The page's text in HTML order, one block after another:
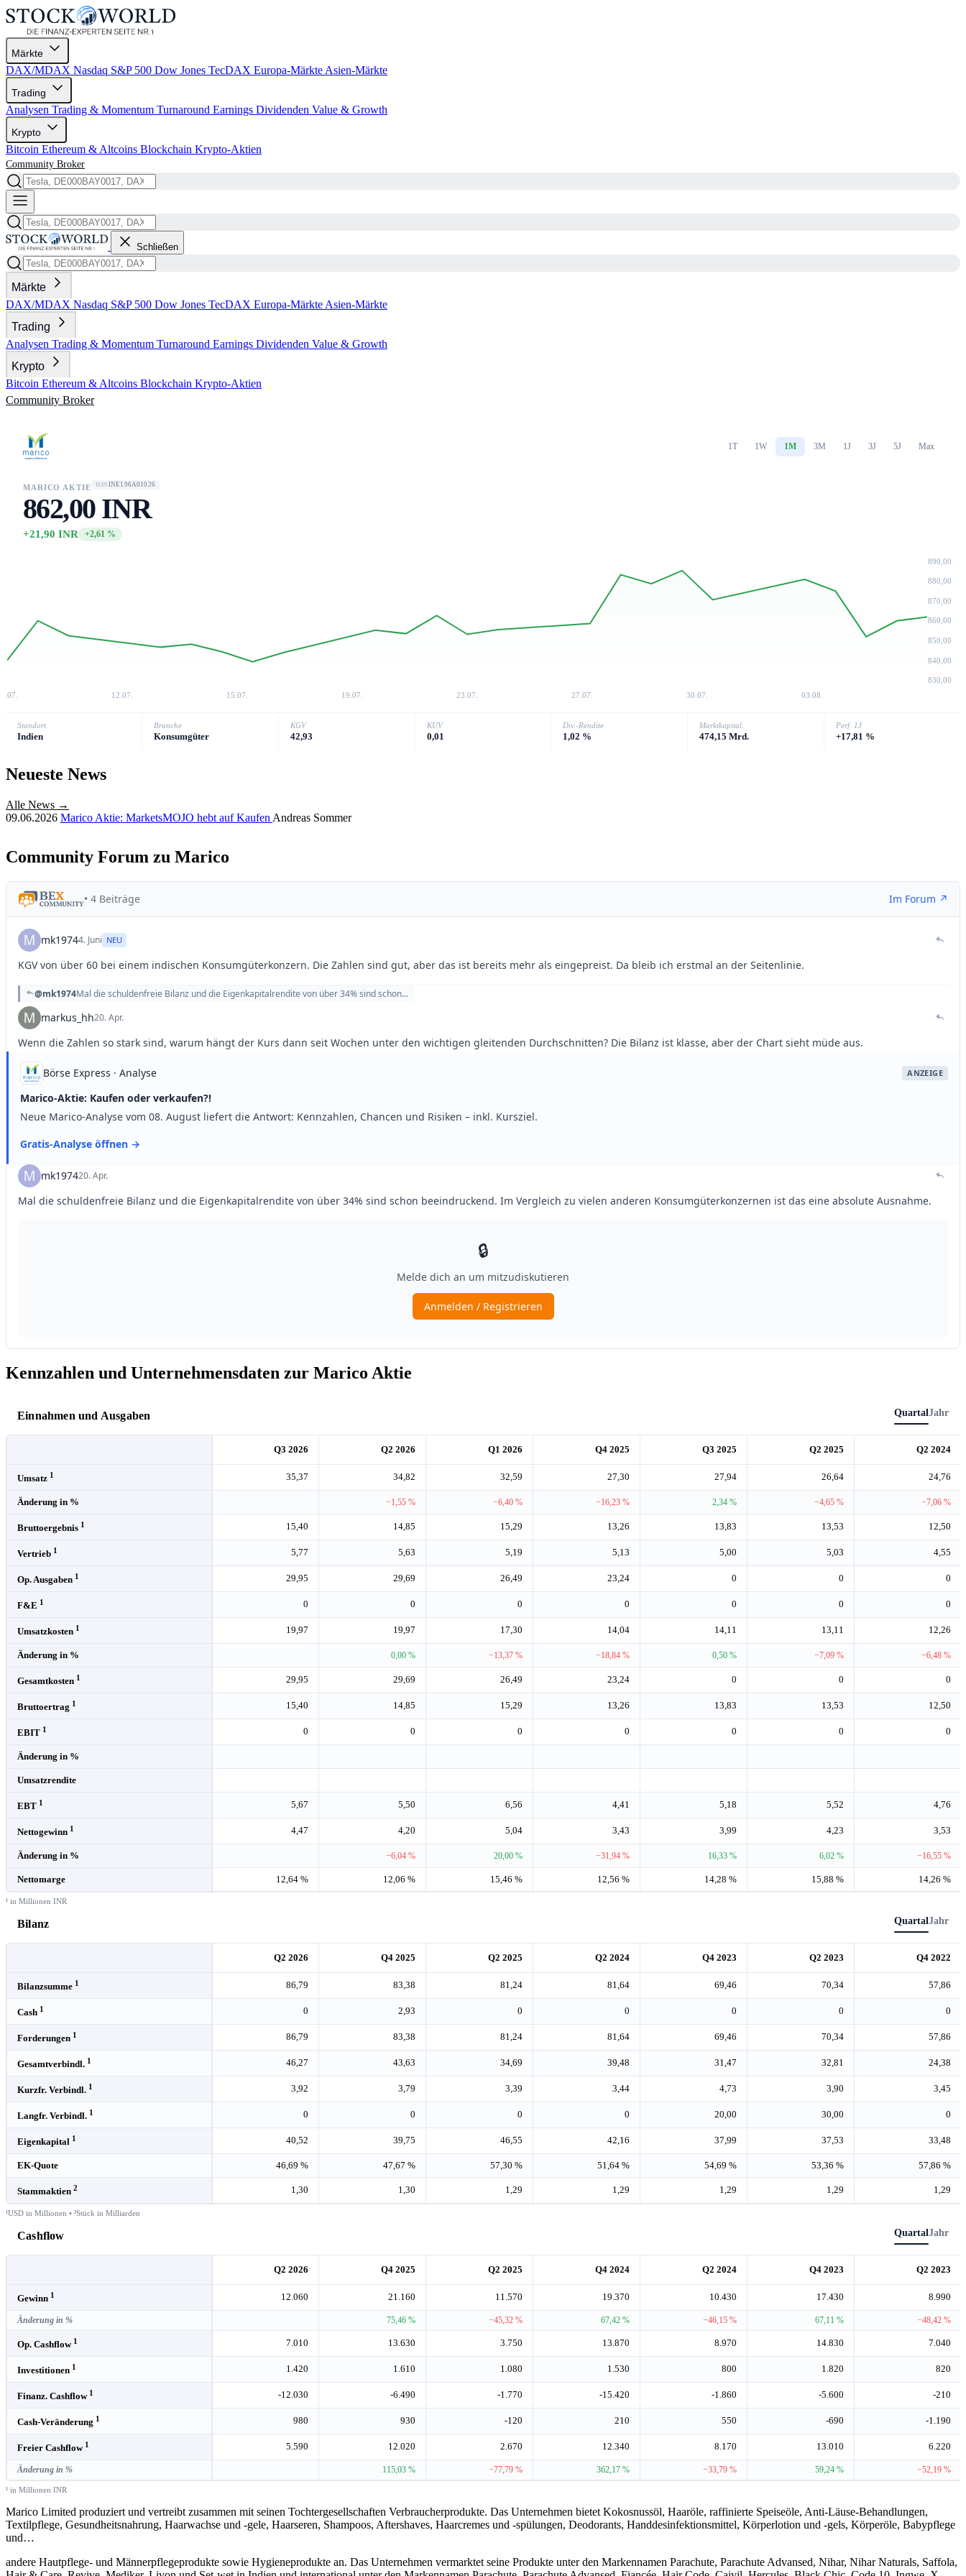
Märkte
DAX/MDAX Nasdaq S&P 500 Dow Jones TecDAX Europa-Märkte Asien-Märkte
Trading
Analysen Trading & Momentum Turnaround Earnings Dividenden Value & Growth
Krypto
Bitcoin Ethereum & Altcoins Blockchain Krypto-Aktien
Community Broker
Schließen
Märkte
DAX/MDAX Nasdaq S&P 500 Dow Jones TecDAX Europa-Märkte Asien-Märkte
Trading
Analysen Trading & Momentum Turnaround Earnings Dividenden Value & Growth
Krypto
Bitcoin Ethereum & Altcoins Blockchain Krypto-Aktien
Community Broker
1T 1W 1M 3M 1J 3J 5J Max
MARICO AKTIE ISIN INE196A01026
862,00 INR
+21,90 INR +2,61 %
890,00
880,00
870,00
860,00
850,00
840,00
830,00
12.07. 15.07. 19.07. 23.07. 27.07. 30.07. 03.08.
Standort
Indien
Branche
Konsumgüter
KGV
42,93
KUV
0,01
Div.-Rendite
1,02 %
Marktkapital.
474,15 Mrd.
Perf. 1J
+17,81 %
Neueste News
Alle News →
09.06.2026 Marico Aktie: MarketsMOJO hebt auf Kaufen Andreas Sommer
Community Forum zu Marico
Kennzahlen und Unternehmensdaten zur Marico Aktie
Einnahmen und Ausgaben QuartalJahr
Q3 2026 Q2 2026 Q1 2026 Q4 2025 Q3 2025 Q2 2025 Q2 2024
Umsatz 1 35,37 34,82 32,59 27,30 27,94 26,64 24,76
Änderung in % −1,55 % −6,40 % −16,23 % 2,34 % −4,65 % −7,06 %
Bruttoergebnis 1 15,40 14,85 15,29 13,26 13,83 13,53 12,50
Vertrieb 1 5,77 5,63 5,19 5,13 5,00 5,03 4,55
Op. Ausgaben 1 29,95 29,69 26,49 23,24 0 0 0
F&E 1 0 0 0 0 0 0 0
Umsatzkosten 1 19,97 19,97 17,30 14,04 14,11 13,11 12,26
Änderung in % 0,00 % −13,37 % −18,84 % 0,50 % −7,09 % −6,48 %
Gesamtkosten 1 29,95 29,69 26,49 23,24 0 0 0
Bruttoertrag 1 15,40 14,85 15,29 13,26 13,83 13,53 12,50
EBIT 1 0 0 0 0 0 0 0
Änderung in %
Umsatzrendite
EBT 1 5,67 5,50 6,56 4,41 5,18 5,52 4,76
Nettogewinn 1 4,47 4,20 5,04 3,43 3,99 4,23 3,53
Änderung in % −6,04 % 20,00 % −31,94 % 16,33 % 6,02 % −16,55 %
Nettomarge 12,64 % 12,06 % 15,46 % 12,56 % 14,28 % 15,88 % 14,26 %
¹ in Millionen INR
Bilanz QuartalJahr
Q2 2026 Q4 2025 Q2 2025 Q2 2024 Q4 2023 Q2 2023 Q4 2022
Bilanzsumme 1 86,79 83,38 81,24 81,64 69,46 70,34 57,86
Cash 1 0 2,93 0 0 0 0 0
Forderungen 1 86,79 83,38 81,24 81,64 69,46 70,34 57,86
Gesamtverbindl. 1 46,27 43,63 34,69 39,48 31,47 32,81 24,38
Kurzfr. Verbindl. 1 3,92 3,79 3,39 3,44 4,73 3,90 3,45
Langfr. Verbindl. 1 0 0 0 0 20,00 30,00 0
Eigenkapital 1 40,52 39,75 46,55 42,16 37,99 37,53 33,48
EK-Quote 46,69 % 47,67 % 57,30 % 51,64 % 54,69 % 53,36 % 57,86 %
Stammaktien 2 1,30 1,30 1,29 1,29 1,29 1,29 1,29
¹USD in Millionen • ²Stück in Milliarden
Cashflow QuartalJahr
Q2 2026 Q4 2025 Q2 2025 Q4 2024 Q2 2024 Q4 2023 Q2 2023
Gewinn 1 12.060 21.160 11.570 19.370 10.430 17.430 8.990
Änderung in % 75,46 % −45,32 % 67,42 % −46,15 % 67,11 % −48,42 %
Op. Cashflow 1 7.010 13.630 3.750 13.870 8.970 14.830 7.040
Investitionen 1 1.420 1.610 1.080 1.530 800 1.820 820
Finanz. Cashflow 1 -12.030 -6.490 -1.770 -15.420 -1.860 -5.600 -210
Cash-Veränderung 1 980 930 -120 210 550 -690 -1.190
Freier Cashflow 1 5.590 12.020 2.670 12.340 8.170 13.010 6.220
Änderung in % 115,03 % −77,79 % 362,17 % −33,79 % 59,24 % −52,19 %
¹ in Millionen INR
Marico Limited produziert und vertreibt zusammen mit seinen Tochtergesellschaften Verbraucherprodukte. Das Unternehmen bietet Kokosnussöl, Haaröle, raffinierte Speiseöle, Anti-Läuse-Behandlungen,
Textilpflege, Gesundheitsnahrung, Haarwachse und -gele, Haarseren, Shampoos, Aftershaves, Haarcremes und -spülungen, Deodorants, Handdesinfektionsmittel, Körperlotion und -gels, Körperöle, Babypflege
und…
andere Hautpflege- und Männerpflegeprodukte sowie Hygieneprodukte an. Das Unternehmen vermarktet seine Produkte unter den Markennamen Parachute, Parachute Advansed, Nihar, Nihar Naturals, Saffola,